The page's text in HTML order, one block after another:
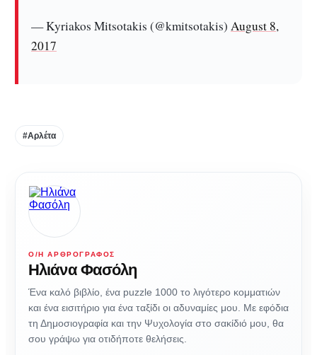
— Kyriakos Mitsotakis (@kmitsotakis) August 8,
2017
#Αρλέτα
Ο/Η ΑΡΘΡΟΓΡΆΦΟΣ
Ηλιάνα Φασόλη
Ένα καλό βιβλίο, ένα puzzle 1000 το λιγότερο κομματιών
και ένα εισιτήριο για ένα ταξίδι οι αδυναμίες μου. Με εφόδια
τη Δημοσιογραφία και την Ψυχολογία στο σακίδιό μου, θα
σου γράψω για οτιδήποτε θελήσεις.